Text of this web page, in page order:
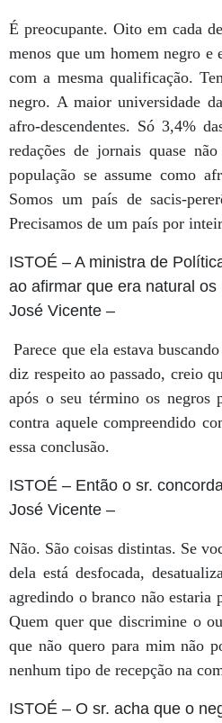
É preocupante. Oito em cada
menos que um homem negro e
com a mesma qualificação.
negro. A maior universidade
afro-descendentes. Só 3,4%
redações de jornais quase
população se assume como
Somos um país de sacis-
Precisamos de um país por
ISTOÉ – A ministra de
ao afirmar que era natural
José Vicente –
Parece que ela estava
diz respeito ao passado, creio
após o seu término os negros
contra aquele compreendido
essa conclusão.
ISTOÉ – Então o sr.
José Vicente –
Não. São coisas distintas. Se
dela está desfocada,
agredindo o branco não estaria
Quem quer que discrimine o
que não quero para mim não
nenhum tipo de recepção na
ISTOÉ – O sr. acha que o